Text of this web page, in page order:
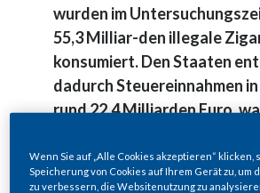
wurden im
55,3 Milliar-den illegale
konsumiert. Den Staaten
dadurch Steuereinnahmen
rund 22,4 Milliarden Euro,
zum Vorjahr entspricht.
Der Anteil illegaler
Wenn Sie auf „Alle Cookies akzeptieren“ klicken,
Speicherung von Cookies auf Ihrem Gerät zu, um
zu verbessern, die Websitenutzung zu